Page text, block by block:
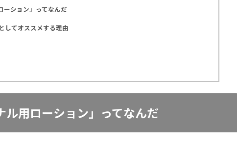
ーション」ってなんだ
してオススメする理由
ル用ローション」ってなんだ